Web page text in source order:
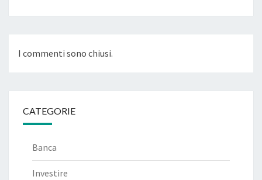
I commenti sono chiusi.
CATEGORIE
Banca
Investire